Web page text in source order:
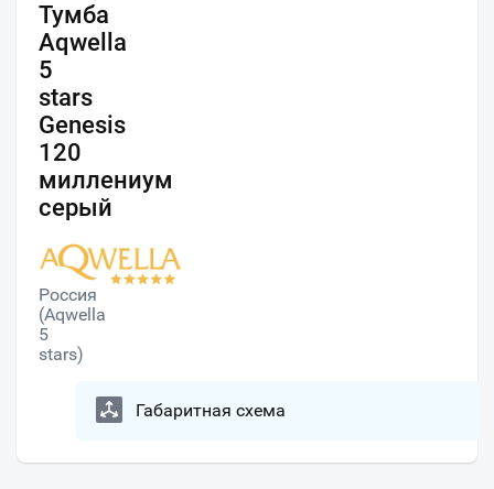
Тумба
Aqwella
5
stars
Genesis
120
миллениум
серый
Россия
(Aqwella
5
stars)
Габаритная схема